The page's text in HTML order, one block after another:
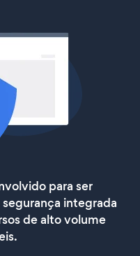
para ser
integrada
de alto volume